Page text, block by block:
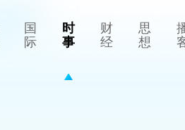
国
际
时
事
财
经
思
想